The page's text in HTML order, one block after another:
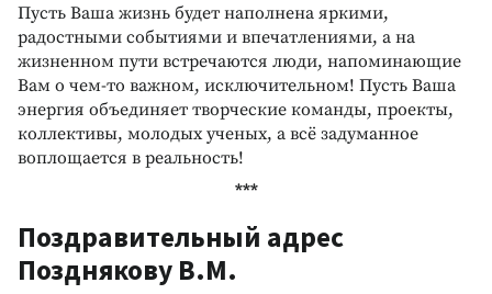
Пусть Ваша жизнь будет наполнена яркими,
радостными событиями и впечатлениями, а на
жизненном пути встречаются люди, напоминающие
Вам о чем-то важном, исключительном! Пусть Ваша
энергия объединяет творческие команды, проекты,
коллективы, молодых ученых, а всё задуманное
воплощается в реальность!
***
Поздравительный адрес
Позднякову В.М.